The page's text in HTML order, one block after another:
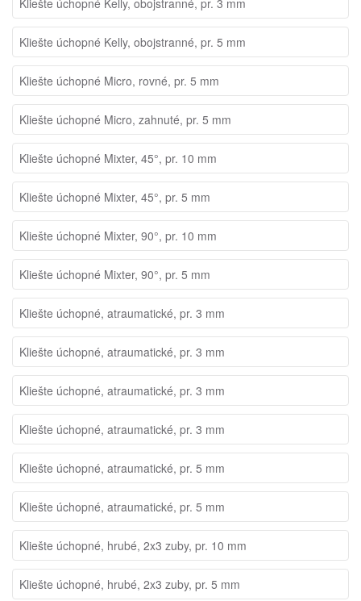
Kliešte úchopné Kelly, obojstranné, pr. 3 mm
Kliešte úchopné Kelly, obojstranné, pr. 5 mm
Kliešte úchopné Micro, rovné, pr. 5 mm
Kliešte úchopné Micro, zahnuté, pr. 5 mm
Kliešte úchopné Mixter, 45°, pr. 10 mm
Kliešte úchopné Mixter, 45°, pr. 5 mm
Kliešte úchopné Mixter, 90°, pr. 10 mm
Kliešte úchopné Mixter, 90°, pr. 5 mm
Kliešte úchopné, atraumatické, pr. 3 mm
Kliešte úchopné, atraumatické, pr. 3 mm
Kliešte úchopné, atraumatické, pr. 3 mm
Kliešte úchopné, atraumatické, pr. 3 mm
Kliešte úchopné, atraumatické, pr. 5 mm
Kliešte úchopné, atraumatické, pr. 5 mm
Kliešte úchopné, hrubé, 2x3 zuby, pr. 10 mm
Kliešte úchopné, hrubé, 2x3 zuby, pr. 5 mm